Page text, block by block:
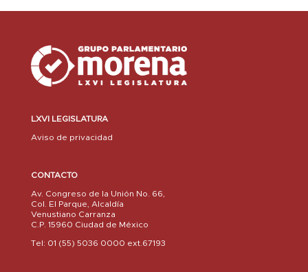
LXVI LEGISLATURA
Aviso de privacidad
CONTACTO
Av. Congreso de la Unión No. 66,
Col. El Parque, Alcaldía
Venustiano Carranza
C.P. 15960 Ciudad de México
Tel: 01 (55) 5036 0000 ext.67193